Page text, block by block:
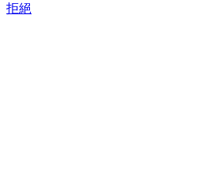
拒絕